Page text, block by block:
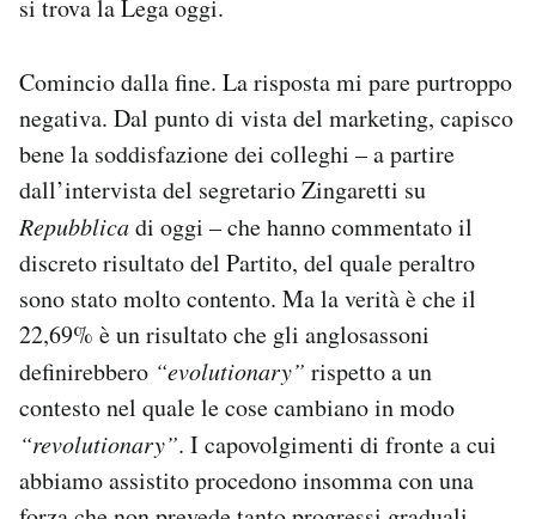
si trova la Lega oggi.
Comincio dalla fine. La risposta mi pare purtroppo
negativa. Dal punto di vista del marketing, capisco
bene la soddisfazione dei colleghi – a partire
dall’intervista del segretario Zingaretti su
Repubblicadi oggi – che hanno commentato il
discreto risultato del Partito, del quale peraltro
sono stato molto contento. Ma la verità è che il
22,69% è un risultato che gli anglosassoni
definirebbero “evolutionary” rispetto a un
contesto nel quale le cose cambiano in modo
“revolutionary”. I capovolgimenti di fronte a cui
abbiamo assistito procedono insomma con una